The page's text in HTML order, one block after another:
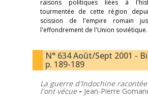
raisons politiques liées à
tourmentée de cette région
scission de l'empire romain
l'effondrement de l'Union soviétique.
N° 634 Août/Sept 2001 -
p. 189-189
La guerre d'Indochine
l'ont vécue - Jean-Pierre